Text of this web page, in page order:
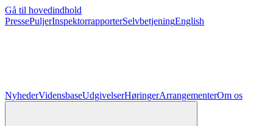
Gå til hovedindhold
PressePuljerInspektorrapporterSelvbetjeningEnglish
NyhederVidensbaseUdgivelserHøringerArrangementerOm os